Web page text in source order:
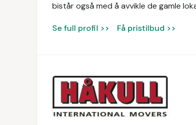
bistår også med å avvikle de gamle
Se full profil >> Få pristilbud >>